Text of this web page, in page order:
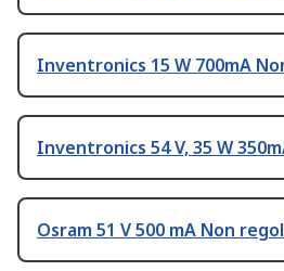
Inventronics 15 W 700mA
Inventronics 54 V, 35 W
Osram 51 V 500 mA Non